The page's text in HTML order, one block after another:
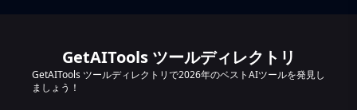
GetAITools ツールディレクトリ
GetAITools ツールディレクトリで2026年のベストAIツールを発見し
ましょう！